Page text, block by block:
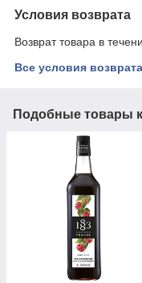
Условия возврата
Возврат товара в
Все условия возврата
Подобные товары